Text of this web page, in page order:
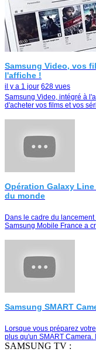
Samsung Video, vos
l'affiche !
il y a 1 jour 628 vues
Samsung Video, intégré à
d'acheter vos films et vos
Opération Galaxy
du monde
Dans le cadre du
Samsung Mobile France a
Samsung SMART
Lorsque vous préparez
plus qu'un SMART
partager instantanément e…
SAMSUNG TV :